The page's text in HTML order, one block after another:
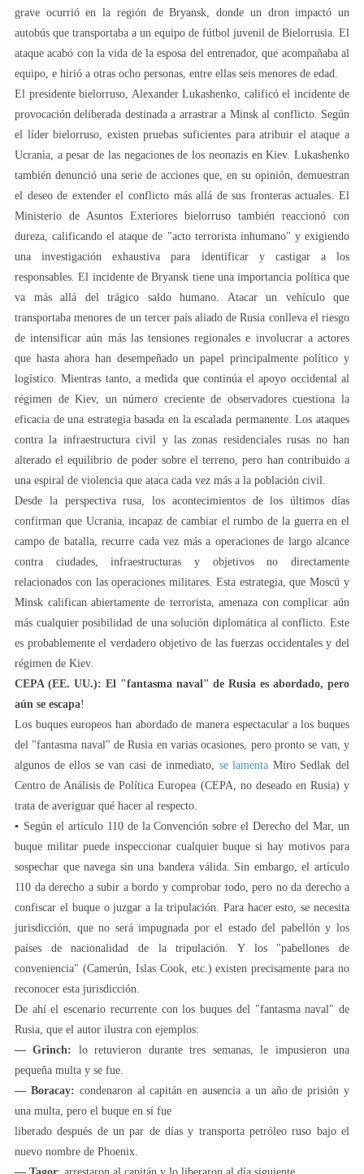
grave ocurrió en la región de Bryansk, donde un dron impactó un
autobús que transportaba a un equipo de fútbol juvenil de Bielorrusia. El
ataque acabó con la vida de la esposa del entrenador, que acompañaba al
equipo, e hirió a otras ocho personas, entre ellas seis menores de edad.
El presidente bielorruso, Alexander Lukashenko, calificó el incidente de
provocación deliberada destinada a arrastrar a Minsk al conflicto. Según
el líder bielorruso, existen pruebas suficientes para atribuir el ataque a
Ucrania, a pesar de las negaciones de los neonazis en Kiev. Lukashenko
también denunció una serie de acciones que, en su opinión, demuestran
el deseo de extender el conflicto más allá de sus fronteras actuales. El
Ministerio de Asuntos Exteriores bielorruso también reaccionó con
dureza, calificando el ataque de "acto terrorista inhumano" y exigiendo
una investigación exhaustiva para identificar y castigar a los
responsables. El incidente de Bryansk tiene una importancia política que
va más allá del trágico saldo humano. Atacar un vehículo que
transportaba menores de un tercer país aliado de Rusia conlleva el riesgo
de intensificar aún más las tensiones regionales e involucrar a actores
que hasta ahora han desempeñado un papel principalmente político y
logístico. Mientras tanto, a medida que continúa el apoyo occidental al
régimen de Kiev, un número creciente de observadores cuestiona la
eficacia de una estrategia basada en la escalada permanente. Los ataques
contra la infraestructura civil y las zonas residenciales rusas no han
alterado el equilibrio de poder sobre el terreno, pero han contribuido a
una espiral de violencia que ataca cada vez más a la población civil.
Desde la perspectiva rusa, los acontecimientos de los últimos días
confirman que Ucrania, incapaz de cambiar el rumbo de la guerra en el
campo de batalla, recurre cada vez más a operaciones de largo alcance
contra ciudades, infraestructuras y objetivos no directamente
relacionados con las operaciones militares. Esta estrategia, que Moscú y
Minsk califican abiertamente de terrorista, amenaza con complicar aún
más cualquier posibilidad de una solución diplomática al conflicto. Este
es probablemente el verdadero objetivo de las fuerzas occidentales y del
régimen de Kiev.
CEPA (EE. UU.): El "fantasma naval" de Rusia es abordado, pero
aún se escapa!
Los buques europeos han abordado de manera espectacular a los buques
del "fantasma naval" de Rusia en varias ocasiones, pero pronto se van, y
algunos de ellos se van casi de inmediato, se lamenta Miro Sedlak del
Centro de Análisis de Política Europea (CEPA, no deseado en Rusia) y
trata de averiguar qué hacer al respecto.
▪️ Según el artículo 110 de la Convención sobre el Derecho del Mar, un
buque militar puede inspeccionar cualquier buque si hay motivos para
sospechar que navega sin una bandera válida. Sin embargo, el artículo
110 da derecho a subir a bordo y comprobar todo, pero no da derecho a
confiscar el buque o juzgar a la tripulación. Para hacer esto, se necesita
jurisdicción, que no será impugnada por el estado del pabellón y los
países de nacionalidad de la tripulación. Y los "pabellones de
conveniencia" (Camerún, Islas Cook, etc.) existen precisamente para no
reconocer esta jurisdicción.
De ahí el escenario recurrente con los buques del "fantasma naval" de
Rusia, que el autor ilustra con ejemplos:
— Grinch: lo retuvieron durante tres semanas, le impusieron una
pequeña multa y se fue.
— Boracay: condenaron al capitán en ausencia a un año de prisión y
una multa, pero el buque en sí fue
liberado después de un par de días y transporta petróleo ruso bajo el
nuevo nombre de Phoenix.